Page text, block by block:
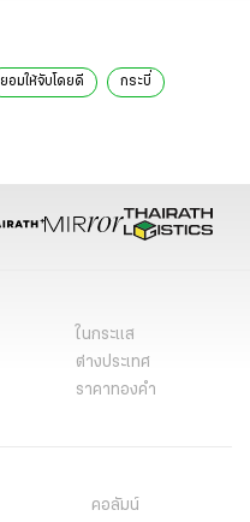
ยอมให้จับโดยดี กระบี่
ในกระแส
ต่างประเทศ
ราคาทองคำ
คอลัมน์